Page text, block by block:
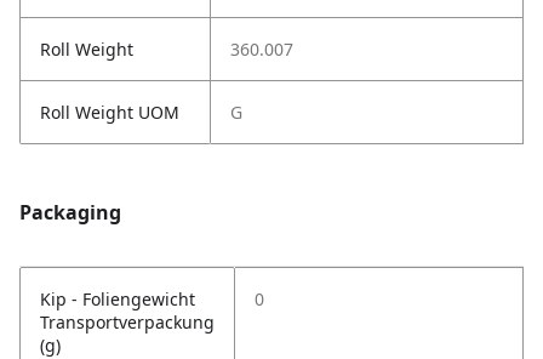
Roll Weight 360.007
Roll Weight UOM G
Packaging
Kip - Foliengewicht
Transportverpackung
(g)
0